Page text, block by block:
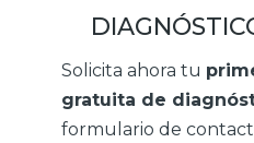
Solicita ahora tu
gratuita de
formulario de